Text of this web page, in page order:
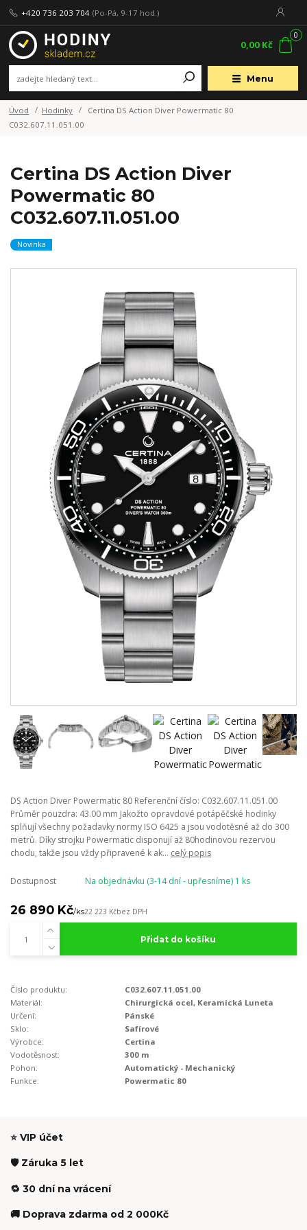
Menu
+420 736 203 704 (Po-Pá, 9-17 hod.)
0
0,00 Kč
Úvod Hodinky
Certina DS Action Diver Powermatic 80
C032.607.11.051.00
Certina DS Action Diver
Powermatic 80
C032.607.11.051.00
Novinka
DS Action Diver Powermatic 80 Referenční číslo: C032.607.11.051.00
Průměr pouzdra: 43.00 mm Jakožto opravdové potápěčské hodinky
splňují všechny požadavky normy ISO 6425 a jsou vodotěsné až do 300
metrů. Díky strojku Powermatic disponují až 80hodinovou rezervou
chodu, takže jsou vždy připravené k ak... celý popis
Dostupnost Na objednávku (3-14 dní - upřesníme) 1 ks
26 890 Kč/ks22 223 Kčbez DPH
Přidat do košíku
Číslo produktu:
C032.607.11.051.00
Materiál:
Chirurgická ocel, Keramická Luneta
Určení:
Pánské
Sklo:
Safírové
Výrobce:
Certina
Vodotěsnost:
300 m
Pohon:
Automatický - Mechanický
Funkce:
Powermatic 80
⭐ VIP účet
🛡️ Záruka 5 let
🔁 30 dní na vrácení
🚚 Doprava zdarma od 2 000Kč